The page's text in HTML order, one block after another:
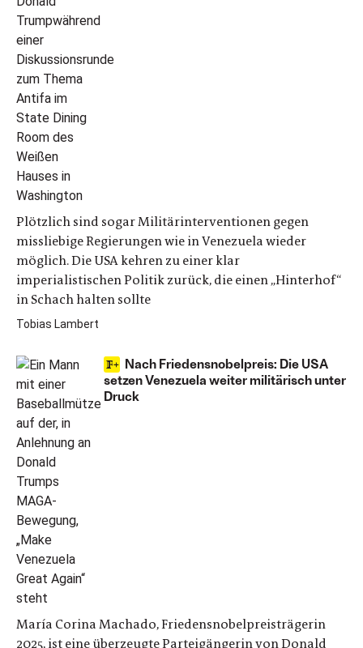
Plötzlich sind sogar Militärinterventionen gegen
missliebige Regierungen wie in Venezuela wieder
möglich. Die USA kehren zu einer klar
imperialistischen Politik zurück, die einen „Hinterhof“
in Schach halten sollte
Tobias Lambert
Nach Friedensnobelpreis: Die USA
setzen Venezuela weiter militärisch unter
Druck
María Corina Machado, Friedensnobelpreisträgerin
2025, ist eine überzeugte Parteigängerin von Donald